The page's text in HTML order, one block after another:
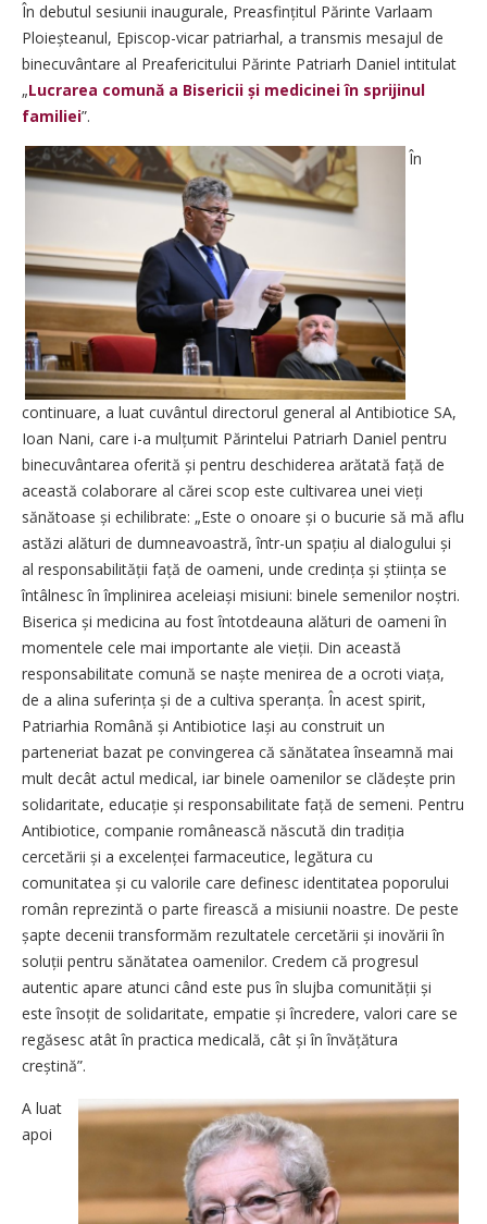
În debutul sesiunii inaugurale, Preasfințitul Părinte Varlaam
Ploieș­teanul, Episcop-vicar patriarhal, a transmis mesajul de
binecuvântare al Preafericitului Părinte Patriarh Daniel intitulat
„Lucrarea comună a Bisericii și medicinei în sprijinul
familiei”.
În
continuare, a luat cuvântul directorul general al Antibiotice SA,
Ioan Nani, care i-a mulțumit Părintelui Patriarh Daniel pentru
binecuvântarea oferită și pentru deschiderea arătată față de
această colaborare al cărei scop este cultivarea unei vieți
sănătoase și echilibrate: „Este o onoare și o bucurie să mă aflu
astăzi alături de dumneavoastră, într-un spațiu al dialogului și
al responsabilității față de oameni, unde credința și știința se
întâlnesc în împlinirea aceleiași misiuni: binele semenilor noștri.
Biserica și medicina au fost întotdeauna alături de oameni în
momentele cele mai importante ale vieții. Din această
responsabilitate comună se naște menirea de a ocroti viața,
de a alina suferința și de a cultiva speranța. În acest spirit,
Patriarhia Română și Antibiotice Iași au construit un
parteneriat bazat pe convingerea că sănătatea înseamnă mai
mult decât actul medical, iar binele oamenilor se clădește prin
solidaritate, educație și responsabilitate față de semeni. Pentru
Antibiotice, companie românească născută din tradiția
cercetării și a excelenței farmaceutice, legătura cu
comunitatea și cu valorile care definesc identitatea poporului
român reprezintă o parte firească a misiunii noastre. De peste
șapte decenii transformăm rezultatele cercetării și inovării în
soluții pentru sănătatea oamenilor. Credem că progresul
autentic apare atunci când este pus în slujba comunității și
este însoțit de solidaritate, empatie și încredere, valori care se
regăsesc atât în practica medicală, cât și în învățătura
creștină”.
A luat
apoi